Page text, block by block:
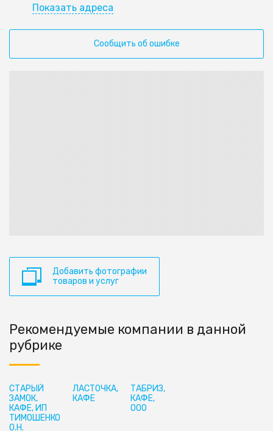
Показать адреса
Сообщить об ошибке
Добавить фотографии
товаров и услуг
Рекомендуемые компании в данной
рубрике
СТАРЫЙ
ЗАМОК,
КАФЕ, ИП
ТИМОШЕНКО
О.Н.
ЛАСТОЧКА,
КАФЕ
ТАБРИЗ,
КАФЕ,
ООО